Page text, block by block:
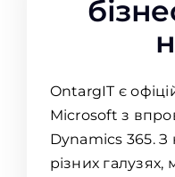
OntargIT є
Microsoft з
Dynamics 365.
різних